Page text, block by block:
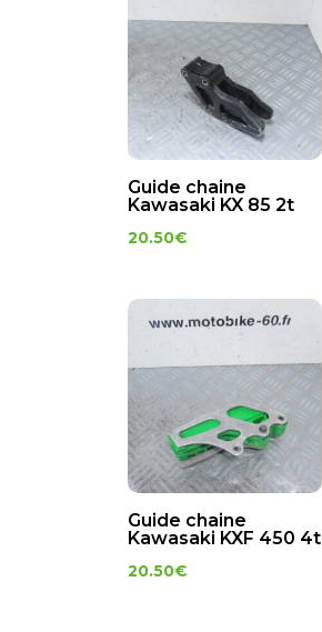
Guide chaine
Kawasaki KX 85 2t
20.50€
Guide chaine
Kawasaki KXF 450 4t
20.50€